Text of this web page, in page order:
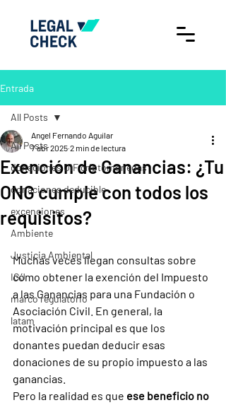
Entrada
All Posts
donaciones UIF criptomonedas
donaciones deducible
excenciones
Ambiente
Justicia Ambiental
IGJ
marco regulatorio
latam
All Posts
Exención de Ganancias: ¿Tu
ONG cumple con todos los
requisitos?
Angel Fernando Aguilar
7 abr 2025 2 min de lectura
Muchas veces llegan consultas sobre
cómo obtener la exención del Impuesto
a las Ganancias para una Fundación o
Asociación Civil. En general, la
motivación principal es que los
donantes puedan deducir esas
donaciones de su propio impuesto a las
ganancias.
Pero la realidad es que ese beneficio no